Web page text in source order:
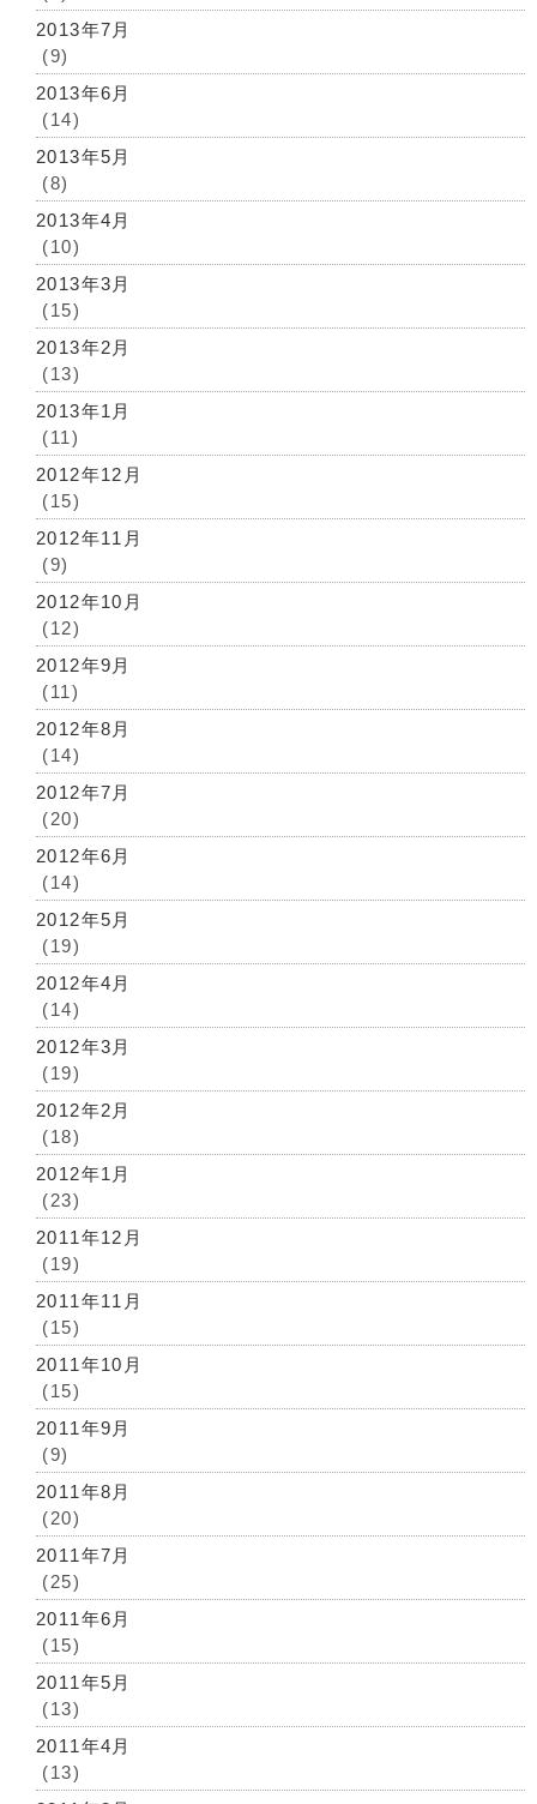
2013年7月
(9)
2013年6月
(14)
2013年5月
(8)
2013年4月
(10)
2013年3月
(15)
2013年2月
(13)
2013年1月
(11)
2012年12月
(15)
2012年11月
(9)
2012年10月
(12)
2012年9月
(11)
2012年8月
(14)
2012年7月
(20)
2012年6月
(14)
2012年5月
(19)
2012年4月
(14)
2012年3月
(19)
2012年2月
(18)
2012年1月
(23)
2011年12月
(19)
2011年11月
(15)
2011年10月
(15)
2011年9月
(9)
2011年8月
(20)
2011年7月
(25)
2011年6月
(15)
2011年5月
(13)
2011年4月
(13)